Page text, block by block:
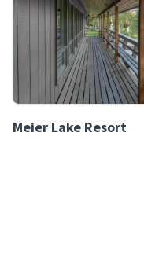
Meier Lake Resort